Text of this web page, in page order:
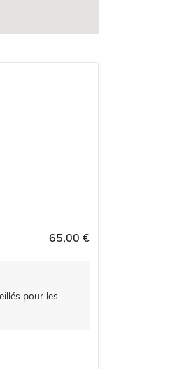
65,00 €
pour les